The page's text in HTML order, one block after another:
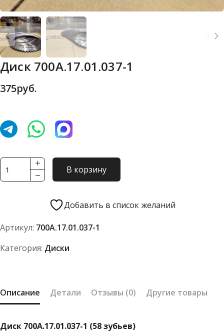
Диск 700А.17.01.037-1
375руб.
Количество
товара
700А.17.01.037-
В корзину
Добавить в список желаний
Артикул: 700А.17.01.037-1
Категория: Диски
Описание Детали Отзывы (0) Другие товары
Диск 700А.17.01.037-1 (58 зубьев)